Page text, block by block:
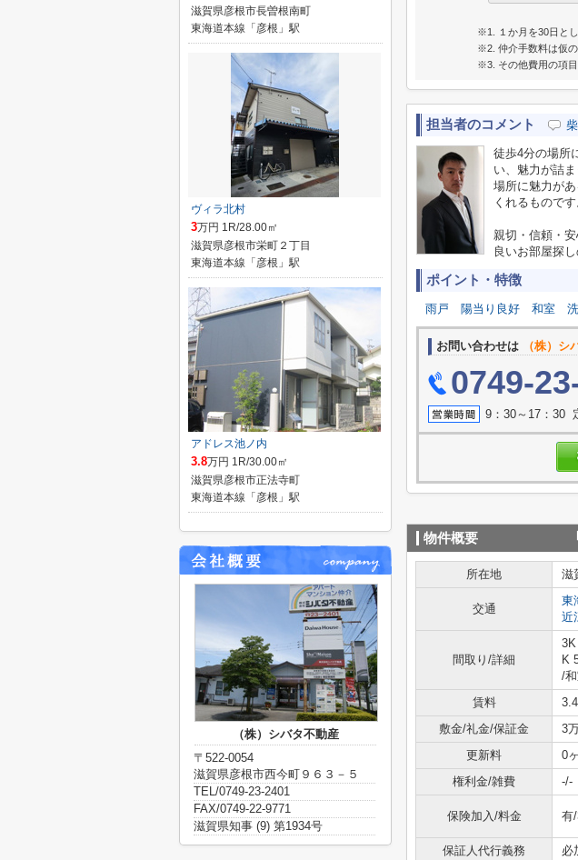
※1. １か月を30日と
※2. 仲介手数料は仮の
※3. その他費用の項目
担当者のコメント
徒歩4分の場所
い、魅力が詰
場所に魅力が
くれるもので
親切・信頼・
良いお部屋探
ポイント・特徴
雨戸 陽当り良好 和室
お問い合わせは （株）シ
0749-
9：30～17：30
物件概要
所在地 滋
交通
東
近
間取り/詳細
3K
K
/
賃料
敷金/礼金/保証金
3
更新料
0
権利金/雑費
-/-
保険加入/料金 有
保証人代行義務
必
滋賀県彦根市長曽根南町
東海道本線「彦根」駅
ヴィラ北村
3万円 1R/28.00㎡
滋賀県彦根市栄町２丁目
東海道本線「彦根」駅
アドレス池ノ内
3.8万円 1R/30.00㎡
滋賀県彦根市正法寺町
東海道本線「彦根」駅
（株）シバタ不動産
〒522-0054
滋賀県彦根市西今町９６３－５
TEL/0749-23-2401
FAX/0749-22-9771
滋賀県知事 (9) 第1934号